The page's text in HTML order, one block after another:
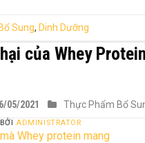
Sung, Dinh Dưỡng
của Whey
05/2021 Thực Phẩm Bổ
BỞIADMINISTRATOR